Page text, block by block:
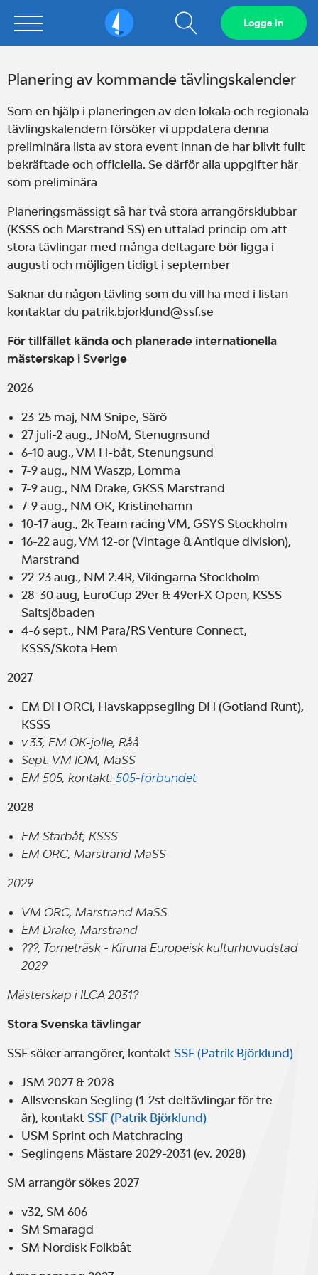
Sailarena Visa
sökfält
Logga in
Planering av kommande tävlingskalender
Som en hjälp i planeringen av den lokala och regionala
tävlingskalendern försöker vi uppdatera denna
preliminära lista av stora event innan de har blivit fullt
bekräftade och officiella. Se därför alla uppgifter här
som preliminära
Planeringsmässigt så har två stora arrangörsklubbar
(KSSS och Marstrand SS) en uttalad princip om att
stora tävlingar med många deltagare bör ligga i
augusti och möjligen tidigt i september
Saknar du någon tävling som du vill ha med i listan
kontaktar du patrik.bjorklund@ssf.se
För tillfället kända och planerade internationella
mästerskap i Sverige
2026
23-25 maj, NM Snipe, Särö
27 juli-2 aug., JNoM, Stenugnsund
6-10 aug., VM H-båt, Stenungsund
7-9 aug., NM Waszp, Lomma
7-9 aug., NM Drake, GKSS Marstrand
7-9 aug., NM OK, Kristinehamn
10-17 aug., 2k Team racing VM, GSYS Stockholm
16-22 aug, VM 12-or (Vintage & Antique division),
Marstrand
22-23 aug., NM 2.4R, Vikingarna Stockholm
28-30 aug, EuroCup 29er & 49erFX Open, KSSS
Saltsjöbaden
4-6 sept., NM Para/RS Venture Connect,
KSSS/Skota Hem
2027
EM DH ORCi, Havskappsegling DH (Gotland Runt),
KSSS
v.33, EM OK-jolle, Råå
Sept. VM IOM, MaSS
EM 505, kontakt: 505-förbundet
2028
EM Starbåt, KSSS
EM ORC, Marstrand MaSS
2029
VM ORC, Marstrand MaSS
EM Drake, Marstrand
???, Torneträsk - Kiruna Europeisk kulturhuvudstad
2029
Mästerskap i ILCA 2031?
Stora Svenska tävlingar
SSF söker arrangörer, kontakt SSF (Patrik Björklund)
JSM 2027 & 2028
Allsvenskan Segling (1-2st deltävlingar för tre
år), kontakt SSF (Patrik Björklund)
USM Sprint och Matchracing
Seglingens Mästare 2029-2031 (ev. 2028)
SM arrangör sökes 2027
v32, SM 606
SM Smaragd
SM Nordisk Folkbåt